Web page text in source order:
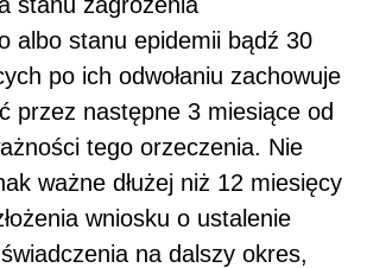
albo stanu epidemii bądź 30
po ich odwołaniu zachowuje
przez następne 3 miesiące od
tego orzeczenia. Nie
ważne dłużej niż 12 miesięcy
wniosku o ustalenie
na dalszy okres,